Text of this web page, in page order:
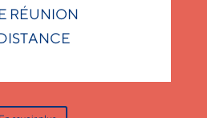
RÉUNION